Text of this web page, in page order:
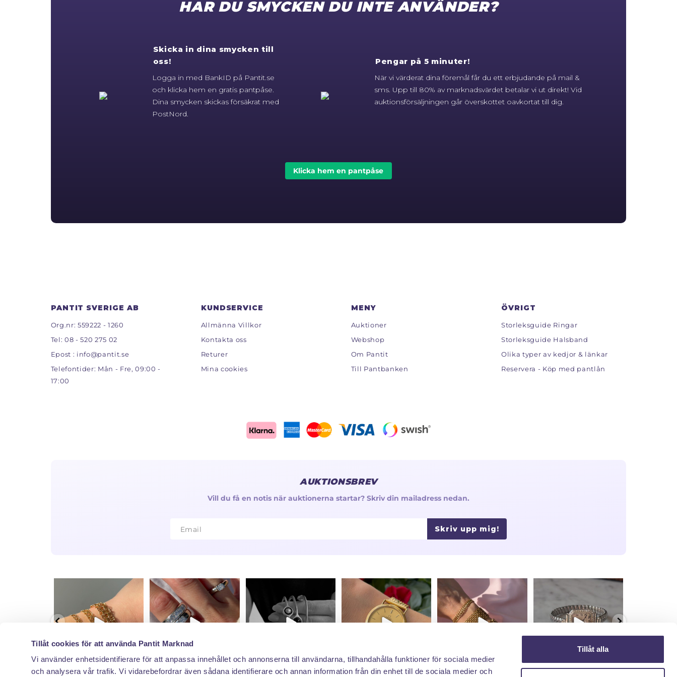
Tillåt cookies för att använda Pantit Marknad
Vi använder enhetsidentifierare för att anpassa innehållet och annonserna till användarna, tillhandahålla funktioner för sociala medier
och analysera vår trafik. Vi vidarebefordrar även sådana identifierare och annan information från din enhet till de sociala medier och
Tillåt alla
HAR DU SMYCKEN DU INTE ANVÄNDER?
Skicka in dina smycken till
oss!
Logga in med BankID på Pantit.se
och klicka hem en gratis pantpåse.
Dina smycken skickas försäkrat med
PostNord.
Pengar på 5 minuter!
När vi värderat dina föremål får du ett erbjudande på mail &
sms. Upp till 80% av marknadsvärdet betalar vi ut direkt! Vid
auktionsförsäljningen går överskottet oavkortat till dig.
Klicka hem en pantpåse
PANTIT SVERIGE AB
Org.nr: 559222 - 1260
Tel:08 - 520 275 02
Epost : info@pantit.se
Telefontider: Mån - Fre, 09:00 -
17:00
KUNDSERVICE
Allmänna Villkor
Kontakta oss
Returer
Mina cookies
MENY
Auktioner
Webshop
Om Pantit
Till Pantbanken
ÖVRIGT
Storleksguide Ringar
Storleksguide Halsband
Olika typer av kedjor & länkar
Reservera - Köp med pantlån
AUKTIONSBREV
Vill du få en notis när auktionerna startar? Skriv din mailadress nedan.
Email
Email Skriv upp mig!